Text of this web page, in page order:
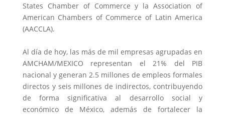
States Chamber of Commerce y la Association of
American Chambers of Commerce of Latin America
(AACCLA).
Al día de hoy, las más de mil empresas agrupadas en
AMCHAM/MEXICO representan el 21% del PIB
nacional y generan 2.5 millones de empleos formales
directos y seis millones de indirectos, contribuyendo
de forma significativa al desarrollo social y
económico de México, además de fortalecer la